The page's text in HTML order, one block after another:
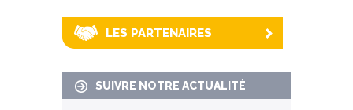
LES PARTENAIRES
SUIVRE NOTRE ACTUALITÉ